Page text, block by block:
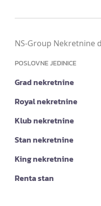
NS-Group Nekretnine
POSLOVNE JEDINICE
Grad nekretnine
Royal nekretnine
Klub nekretnine
Stan nekretnine
King nekretnine
Renta stan